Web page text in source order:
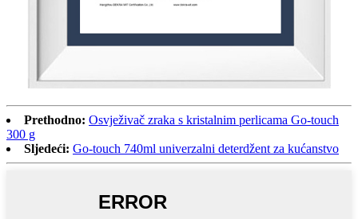
Prethodno: Osvježivač zraka s kristalnim perlicama Go-touch
300 g
Sljedeći: Go-touch 740ml univerzalni deterdžent za kućanstvo